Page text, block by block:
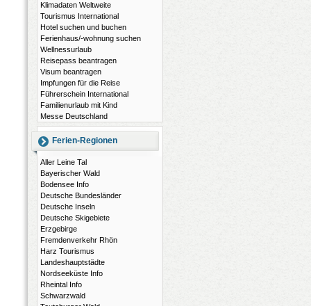
Klimadaten Weltweite
Tourismus International
Hotel suchen und buchen
Ferienhaus/-wohnung suchen
Wellnessurlaub
Reisepass beantragen
Visum beantragen
Impfungen für die Reise
Führerschein International
Familienurlaub mit Kind
Messe Deutschland
Ferien-Regionen
Aller Leine Tal
Bayerischer Wald
Bodensee Info
Deutsche Bundesländer
Deutsche Inseln
Deutsche Skigebiete
Erzgebirge
Fremdenverkehr Rhön
Harz Tourismus
Landeshauptstädte
Nordseeküste Info
Rheintal Info
Schwarzwald